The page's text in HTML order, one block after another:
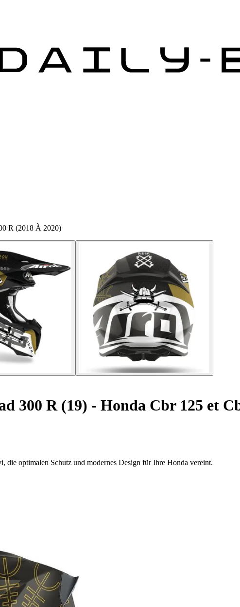
R (2018 À 2020)
300 R (19) - Honda Cbr 125 et
die optimalen Schutz und modernes Design für Ihre Honda vereint.